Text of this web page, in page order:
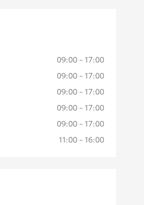
09:00 - 17:00
09:00 - 17:00
09:00 - 17:00
09:00 - 17:00
09:00 - 17:00
11:00 - 16:00